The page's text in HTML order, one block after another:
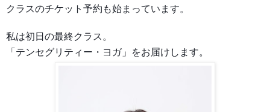
クラスのチケット予約も始まっています。
私は初日の最終クラス。
「テンセグリティー・ヨガ」をお届けします。